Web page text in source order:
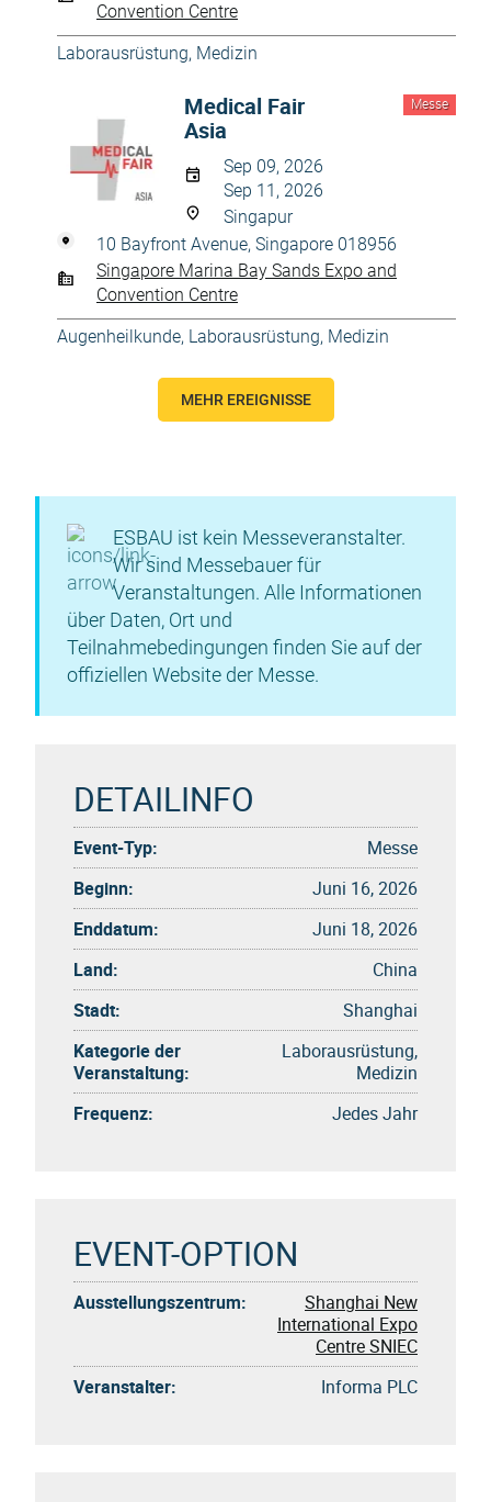
Convention Centre
Laborausrüstung, Medizin
Messe
Medical Fair
Asia
Sep 09, 2026
Sep 11, 2026
Singapur
10 Bayfront Avenue, Singapore 018956
Singapore Marina Bay Sands Expo and
Convention Centre
Augenheilkunde, Laborausrüstung, Medizin
MEHR EREIGNISSE
ESBAU ist kein Messeveranstalter.
Wir sind Messebauer für
Veranstaltungen. Alle Informationen
über Daten, Ort und
Teilnahmebedingungen finden Sie auf der
offiziellen Website der Messe.
DETAILINFO
Event-Typ:
Messe
Beginn:
Juni 16, 2026
Enddatum:
Juni 18, 2026
Land:
China
Stadt:
Shanghai
Kategorie der
Veranstaltung:
Laborausrüstung,
Medizin
Frequenz:
Jedes Jahr
EVENT-OPTION
Ausstellungszentrum:
Shanghai New
International Expo
Centre SNIEC
Veranstalter:
Informa PLC